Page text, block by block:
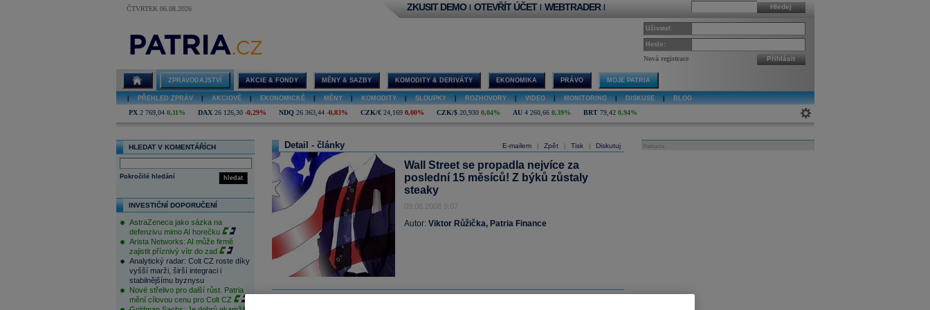
ČTVRTEK 06.08.2026 Hledej
ZKUSIT DEMO | OTEVŘÍT ÚČET | WEBTRADER |
Uživatel:
Heslo:
Nová registrace Přihlásit
ZPRAVODAJSTVÍ AKCIE & FONDY MĚNY & SAZBY KOMODITY & DERIVÁTY EKONOMIKA PRÁVO MOJE PATRIA
PŘEHLED ZPRÁV AKCIOVÉ EKONOMICKÉ MĚNY KOMODITY SLOUPKY ROZHOVORY VIDEO MONITORING DISKUSE BLOG
PX 2 769,04 0,11% DAX 26 126,30 -0,29% NDQ 26 363,44 -0,83% CZK/€ 24,169 0,00% CZK/$ 20,930 0,04% AU 4 260,66 0,39% BRT 79,42 0,94%
HLEDAT V KOMENTÁŘÍCH
hledat
Pokročilé hledání
INVESTIČNÍ DOPORUČENÍ
AstraZeneca jako sázka na
defenzivu mimo AI horečku
Arista Networks: AI může firmě
zajistit příznivý vítr do zad
Analytický radar: Colt CZ roste díky
vyšší marži, širší integraci i
stabilnějšímu byznysu
Nové střelivo pro další růst. Patria
mění cílovou cenu pro Colt CZ
E-mailem Zpět Tisk Diskutuj
Detail - články
Wall Street se propadla nejvíce za
poslední 15 měsíců! Z býků zůstaly
steaky
09.06.2008 9:07
Autor: Viktor Růžička, Patria Finance
Reklama